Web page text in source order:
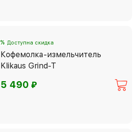
% Доступна скидка
Кофемолка-измельчитель
Klikaus Grind-T
5 490⃏